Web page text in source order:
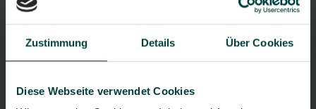
Zustimmung Details Über Cookies
Diese Webseite verwendet Cookies
Ort*